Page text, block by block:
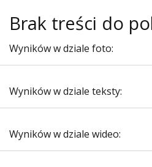
Brak treści do
Wyników w dziale foto:
Wyników w dziale teksty:
Wyników w dziale wideo: